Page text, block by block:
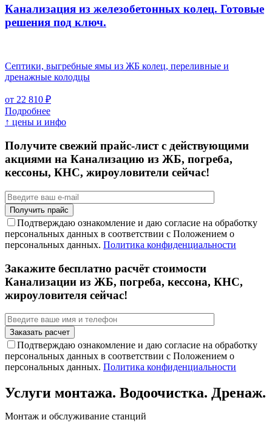
Канализация из железобетонных колец. Готовые
решения под ключ.
Септики, выгребные ямы из ЖБ колец, переливные и
дренажные колодцы
от 22 810 ₽
Подробнее
↑ цены и инфо
Получите свежий прайс-лист с действующими
акциями на Канализацию из ЖБ, погреба,
кессоны, КНС, жироуловители сейчас!
Подтверждаю ознакомление и даю согласие на обработку
персональных данных в соответствии с Положением о
персональных данных. Политика конфиденциальности
Закажите бесплатно расчёт стоимости
Канализации из ЖБ, погреба, кессона, КНС,
жироуловителя сейчас!
Подтверждаю ознакомление и даю согласие на обработку
персональных данных в соответствии с Положением о
персональных данных. Политика конфиденциальности
Услуги монтажа. Водоочистка. Дренаж.
Монтаж и обслуживание станций